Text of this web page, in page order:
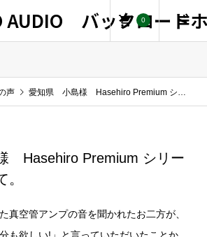
AUDIO バックロード
0
声 愛知県 小島様 Hasehiro Premium シリーズを購入されて。
Hasehiro Premium シリー
真空管アンプの音を聞かれたお二方が、